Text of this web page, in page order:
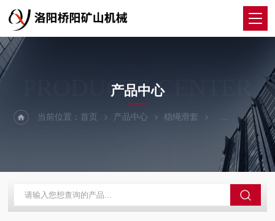
PRODUCTS CENTER
产品中心
当前位置：首页 产品中心 稳绳滑套 铸铁稳绳滑套